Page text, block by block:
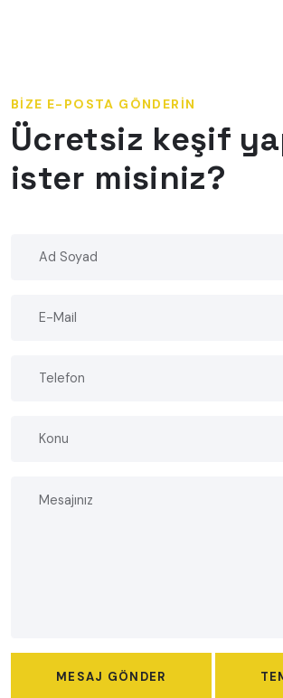
BIZE E-POSTA GÖNDERIN
Ücretsiz keşif
ister misiniz?
MESAJ GÖNDER